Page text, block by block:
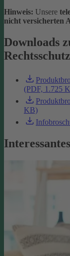
Hinweis: Unsere
nicht versicherten
Downloads
(PDF, 1.725
KB)